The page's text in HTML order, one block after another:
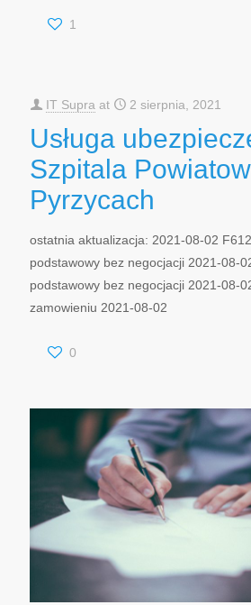
1
IT Supra at 2 sierpnia, 2021
Usługa
Szpitala
Pyrzycach
ostatnia aktualizacja: 2021-08-02
podstawowy bez negocjacji 2021-08-
podstawowy bez negocjacji 2021-08-
zamowieniu 2021-08-02
0